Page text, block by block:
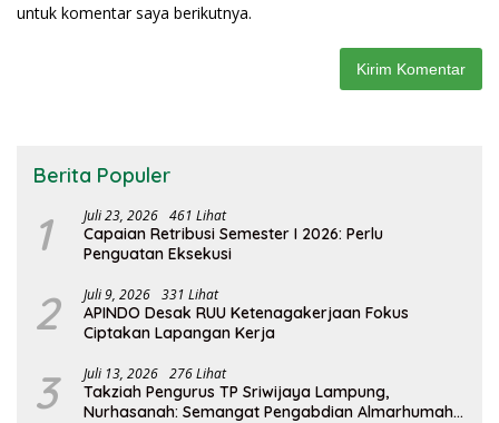
untuk komentar saya berikutnya.
Berita Populer
1 Juli 23, 2026 461 Lihat
Capaian Retribusi Semester I 2026: Perlu
Penguatan Eksekusi
2 Juli 9, 2026 331 Lihat
APINDO Desak RUU Ketenagakerjaan Fokus
Ciptakan Lapangan Kerja
3 Juli 13, 2026 276 Lihat
Takziah Pengurus TP Sriwijaya Lampung,
Nurhasanah: Semangat Pengabdian Almarhumah